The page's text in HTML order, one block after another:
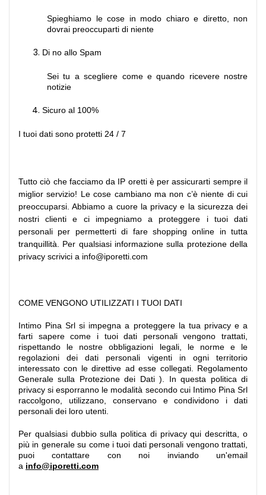
Spieghiamo le cose in modo chiaro e diretto, non
dovrai preoccuparti di niente
Di no allo Spam
Sei tu a scegliere come e quando ricevere nostre
notizie
Sicuro al 100%
I tuoi dati sono protetti 24 / 7
Tutto ciò che facciamo da IP oretti è per assicurarti sempre il
miglior servizio! Le cose cambiano ma non c’è niente di cui
preoccuparsi. Abbiamo a cuore la privacy e la sicurezza dei
nostri clienti e ci impegniamo a proteggere i tuoi dati
personali per permetterti di fare shopping online in tutta
tranquillità. Per qualsiasi informazione sulla protezione della
privacy scrivici a info@iporetti.com
COME VENGONO UTILIZZATI I TUOI DATI
Intimo Pina Srl si impegna a proteggere la tua privacy e a
farti sapere come i tuoi dati personali vengono trattati,
rispettando le nostre obbligazioni legali, le norme e le
regolazioni dei dati personali vigenti in ogni territorio
interessato con le direttive ad esse collegati. Regolamento
Generale sulla Protezione dei Dati ). In questa politica di
privacy si esporranno le modalità secondo cui Intimo Pina Srl
raccolgono, utilizzano, conservano e condividono i dati
personali dei loro utenti.
Per qualsiasi dubbio sulla politica di privacy qui descritta, o
più in generale su come i tuoi dati personali vengono trattati,
puoi contattare con noi inviando un'email
a info@iporetti.com